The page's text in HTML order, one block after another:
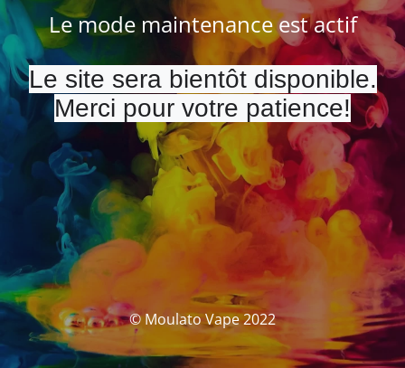
Le mode maintenance est actif
Le site sera bientôt disponible.
Merci pour votre patience!
© Moulato Vape 2022